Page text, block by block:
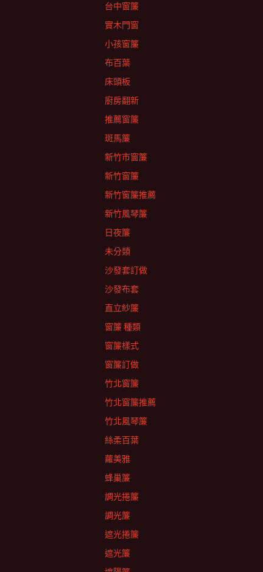
台中窗簾
實木門窗
小孩窗簾
布百葉
床頭板
廚房翻新
推薦窗簾
斑馬簾
新竹市窗簾
新竹窗簾
新竹窗簾推薦
新竹風琴簾
日夜簾
未分類
沙發套訂做
沙發布套
直立紗簾
窗簾 種類
窗簾樣式
窗簾訂做
竹北窗簾
竹北窗簾推薦
竹北風琴簾
絲柔百葉
蘿美雅
蜂巢簾
調光捲簾
調光簾
遮光捲簾
遮光簾